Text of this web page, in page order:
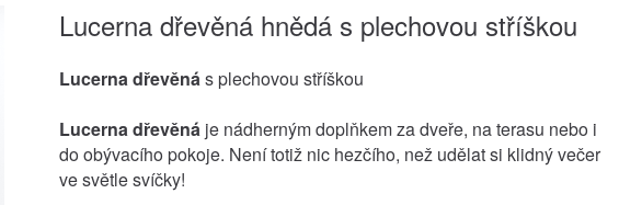
Lucerna dřevěná hnědá s plechovou stříškou
Lucerna dřevěnás plechovou stříškou
Lucerna dřevěná je nádherným doplňkem za dveře, na terasu nebo i
do obývacího pokoje. Není totiž nic hezčího, než udělat si klidný večer
ve světle svíčky!